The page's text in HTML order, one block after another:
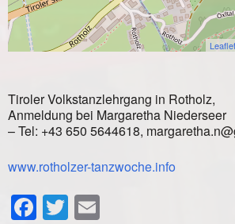
Leaflet
Tiroler Volkstanzlehrgang in Rotholz,
Anmeldung bei Margaretha Niederseer
– Tel: +43 650 5644618,
www.rotholzer-tanzwoche.info
Facebook
Twitter